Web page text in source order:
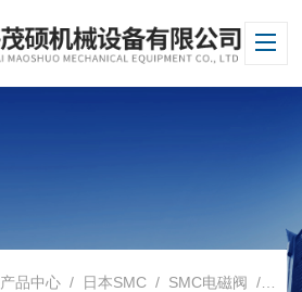
产品中心 / 日本SMC / SMC电磁阀 / 日本SMC电磁阀VS3115-021D大量现货